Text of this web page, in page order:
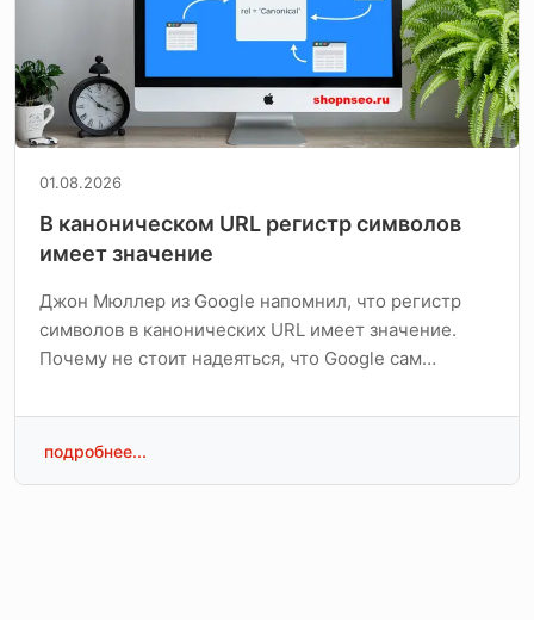
01.08.2026
В каноническом URL регистр символов
имеет значение
Джон Мюллер из Google напомнил, что регистр
символов в канонических URL имеет значение.
Почему не стоит надеяться, что Google сам…
подробнее...